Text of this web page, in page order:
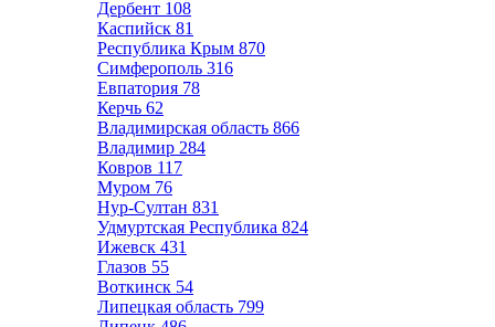
Дербент 108
Каспийск 81
Республика Крым 870
Симферополь 316
Евпатория 78
Керчь 62
Владимирская область 866
Владимир 284
Ковров 117
Муром 76
Нур-Султан 831
Удмуртская Республика 824
Ижевск 431
Глазов 55
Воткинск 54
Липецкая область 799